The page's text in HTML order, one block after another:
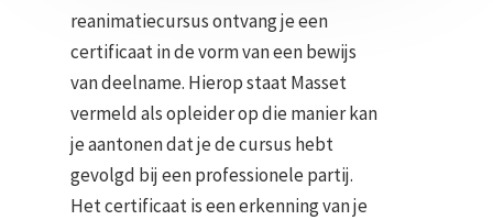
reanimatiecursus ontvang je een
certificaat in de vorm van een bewijs
van deelname. Hierop staat Masset
vermeld als opleider op die manier kan
je aantonen dat je de cursus hebt
gevolgd bij een professionele partij.
Het certificaat is een erkenning van je